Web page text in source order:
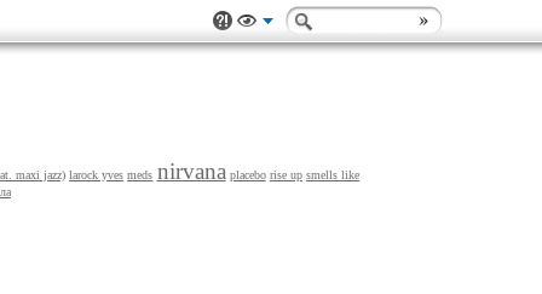
maxi jazz) larock yves meds nirvana placebo rise up smells like